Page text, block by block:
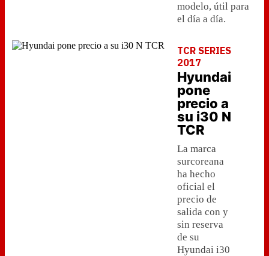
modelo, útil para
el día a día.
TCR SERIES
2017
Hyundai
pone
precio a
su i30 N
TCR
La marca
surcoreana
ha hecho
oficial el
precio de
salida con y
sin reserva
de su
Hyundai i30